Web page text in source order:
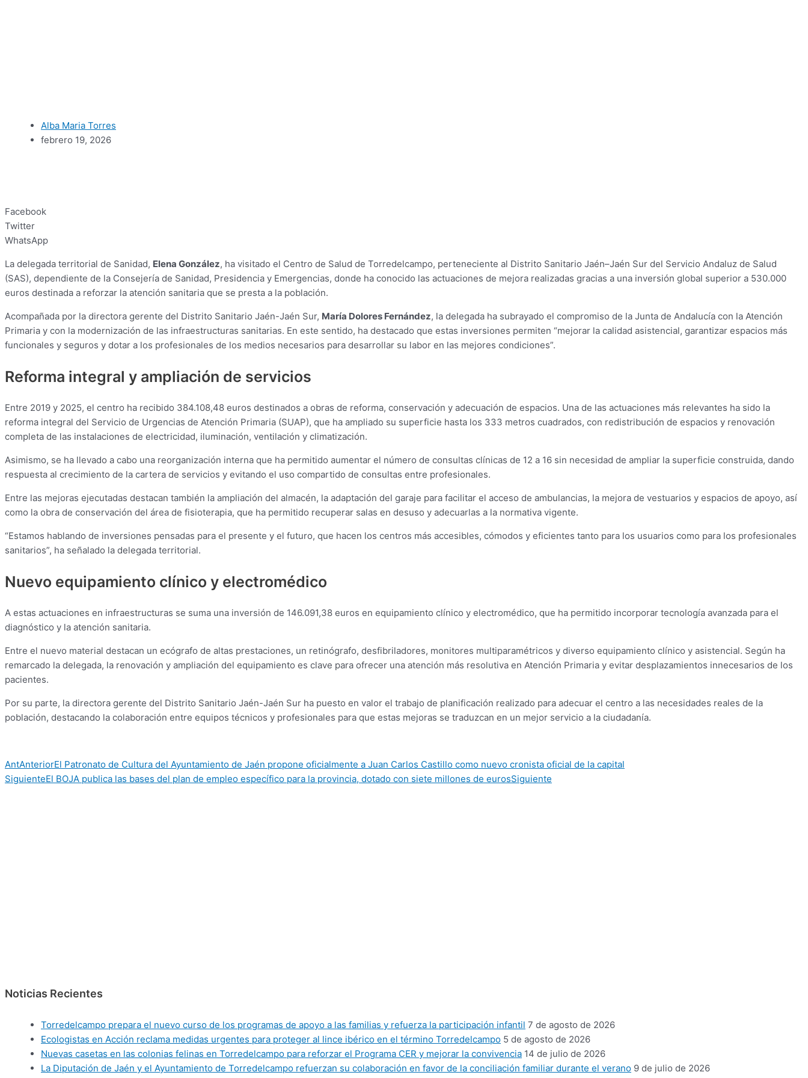
Alba Maria Torres
febrero 19, 2026
Facebook
Twitter
WhatsApp
La delegada territorial de Sanidad, Elena González, ha visitado el Centro de Salud de Torredelcampo, perteneciente al Distrito Sanitario Jaén–Jaén Sur del Servicio Andaluz de Salud
(SAS), dependiente de la Consejería de Sanidad, Presidencia y Emergencias, donde ha conocido las actuaciones de mejora realizadas gracias a una inversión global superior a 530.000
euros destinada a reforzar la atención sanitaria que se presta a la población.
Acompañada por la directora gerente del Distrito Sanitario Jaén-Jaén Sur, María Dolores Fernández, la delegada ha subrayado el compromiso de la Junta de Andalucía con la Atención
Primaria y con la modernización de las infraestructuras sanitarias. En este sentido, ha destacado que estas inversiones permiten “mejorar la calidad asistencial, garantizar espacios más
funcionales y seguros y dotar a los profesionales de los medios necesarios para desarrollar su labor en las mejores condiciones”.
Reforma integral y ampliación de servicios
Entre 2019 y 2025, el centro ha recibido 384.108,48 euros destinados a obras de reforma, conservación y adecuación de espacios. Una de las actuaciones más relevantes ha sido la
reforma integral del Servicio de Urgencias de Atención Primaria (SUAP), que ha ampliado su superficie hasta los 333 metros cuadrados, con redistribución de espacios y renovación
completa de las instalaciones de electricidad, iluminación, ventilación y climatización.
Asimismo, se ha llevado a cabo una reorganización interna que ha permitido aumentar el número de consultas clínicas de 12 a 16 sin necesidad de ampliar la superficie construida, dando
respuesta al crecimiento de la cartera de servicios y evitando el uso compartido de consultas entre profesionales.
Entre las mejoras ejecutadas destacan también la ampliación del almacén, la adaptación del garaje para facilitar el acceso de ambulancias, la mejora de vestuarios y espacios de apoyo, así
como la obra de conservación del área de fisioterapia, que ha permitido recuperar salas en desuso y adecuarlas a la normativa vigente.
“Estamos hablando de inversiones pensadas para el presente y el futuro, que hacen los centros más accesibles, cómodos y eficientes tanto para los usuarios como para los profesionales
sanitarios”, ha señalado la delegada territorial.
Nuevo equipamiento clínico y electromédico
A estas actuaciones en infraestructuras se suma una inversión de 146.091,38 euros en equipamiento clínico y electromédico, que ha permitido incorporar tecnología avanzada para el
diagnóstico y la atención sanitaria.
Entre el nuevo material destacan un ecógrafo de altas prestaciones, un retinógrafo, desfibriladores, monitores multiparamétricos y diverso equipamiento clínico y asistencial. Según ha
remarcado la delegada, la renovación y ampliación del equipamiento es clave para ofrecer una atención más resolutiva en Atención Primaria y evitar desplazamientos innecesarios de los
pacientes.
Por su parte, la directora gerente del Distrito Sanitario Jaén-Jaén Sur ha puesto en valor el trabajo de planificación realizado para adecuar el centro a las necesidades reales de la
población, destacando la colaboración entre equipos técnicos y profesionales para que estas mejoras se traduzcan en un mejor servicio a la ciudadanía.
AntAnteriorEl Patronato de Cultura del Ayuntamiento de Jaén propone oficialmente a Juan Carlos Castillo como nuevo cronista oficial de la capital
SiguienteEl BOJA publica las bases del plan de empleo específico para la provincia, dotado con siete millones de eurosSiguiente
Noticias Recientes
Torredelcampo prepara el nuevo curso de los programas de apoyo a las familias y refuerza la participación infantil 7 de agosto de 2026
Ecologistas en Acción reclama medidas urgentes para proteger al lince ibérico en el término Torredelcampo 5 de agosto de 2026
Nuevas casetas en las colonias felinas en Torredelcampo para reforzar el Programa CER y mejorar la convivencia 14 de julio de 2026
La Diputación de Jaén y el Ayuntamiento de Torredelcampo refuerzan su colaboración en favor de la conciliación familiar durante el verano 9 de julio de 2026